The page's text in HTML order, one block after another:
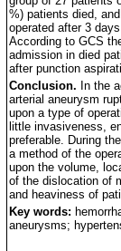
%) patients died,
operated after 3
According to GCS
admission in died
after punction
Conclusion. In the
arterial aneurysm
upon a type of
little invasiveness,
preferable. During
a method of the
upon the volume,
of the dislocation of
and heaviness of
Key words:
aneurysms;